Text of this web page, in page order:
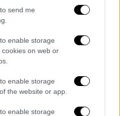
send me
enable storage
on web or
enable storage
the website or app.
enable storage